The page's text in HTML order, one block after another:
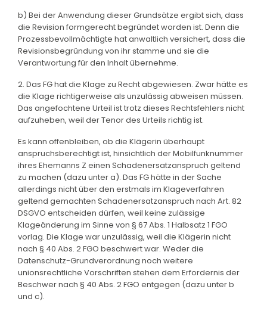
b) Bei der Anwendung dieser Grundsätze ergibt sich, dass
die Revision formgerecht begründet worden ist. Denn die
Prozessbevollmächtigte hat anwaltlich versichert, dass die
Revisionsbegründung von ihr stamme und sie die
Verantwortung für den Inhalt übernehme.
2. Das FG hat die Klage zu Recht abgewiesen. Zwar hätte es
die Klage richtigerweise als unzulässig abweisen müssen.
Das angefochtene Urteil ist trotz dieses Rechtsfehlers nicht
aufzuheben, weil der Tenor des Urteils richtig ist.
Es kann offenbleiben, ob die Klägerin überhaupt
anspruchsberechtigt ist, hinsichtlich der Mobilfunknummer
ihres Ehemanns Z einen Schadenersatzanspruch geltend
zu machen (dazu unter a). Das FG hätte in der Sache
allerdings nicht über den erstmals im Klageverfahren
geltend gemachten Schadenersatzanspruch nach Art. 82
DSGVO entscheiden dürfen, weil keine zulässige
Klageänderung im Sinne von § 67 Abs. 1 Halbsatz 1 FGO
vorlag. Die Klage war unzulässig, weil die Klägerin nicht
nach § 40 Abs. 2 FGO beschwert war. Weder die
Datenschutz-Grundverordnung noch weitere
unionsrechtliche Vorschriften stehen dem Erfordernis der
Beschwer nach § 40 Abs. 2 FGO entgegen (dazu unter b
und c).